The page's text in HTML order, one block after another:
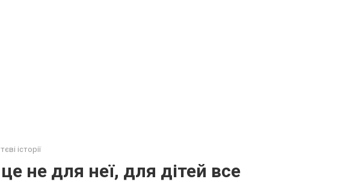
історії
не для неї, для дітей все